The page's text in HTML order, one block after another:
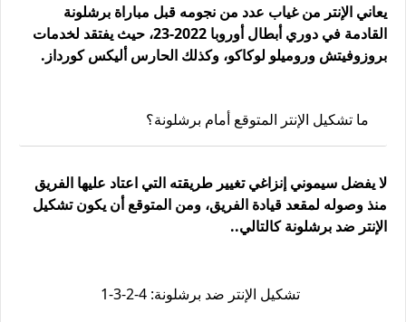
يعاني الإنتر من غياب عدد من نجومه قبل مباراة برشلونة
القادمة في دوري أبطال أوروبا 2022-23، حيث يفتقد لخدمات
بروزوفيتش وروميلو لوكاكو، وكذلك الحارس أليكس كورداز.
ما تشكيل الإنتر المتوقع أمام برشلونة؟
لا يفضل سيموني إنزاغي تغيير طريقته التي اعتاد عليها الفريق
منذ وصوله لمقعد قيادة الفريق، ومن المتوقع أن يكون تشكيل
الإنتر ضد برشلونة كالتالي..
تشكيل الإنتر ضد برشلونة: 4-2-3-1